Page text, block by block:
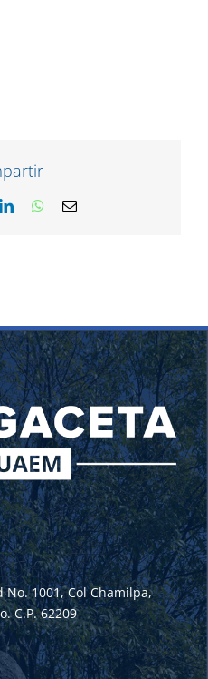
electrónico
No. 1001, Col Chamilpa,
C.P. 62209